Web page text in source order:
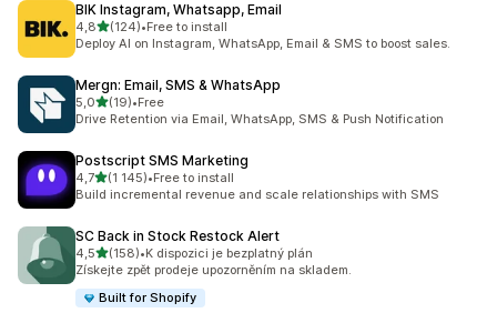
BIK Instagram, Whatsapp, Email
4,8z 5 hvězd
(124)
Celkový počet recenzí: 124
•Free to install
Deploy AI on Instagram, WhatsApp, Email & SMS to boost sales.
Mergn: Email, SMS & WhatsApp
5,0z 5 hvězd
(19)
Celkový počet recenzí: 19
•Free
Drive Retention via Email, WhatsApp, SMS & Push Notification
Postscript SMS Marketing
4,7z 5 hvězd
(1 145)
Celkový počet recenzí: 1145
•Free to install
Build incremental revenue and scale relationships with SMS
SC Back in Stock Restock Alert
4,5z 5 hvězd
(158)
Celkový počet recenzí: 158
•K dispozici je bezplatný plán
Získejte zpět prodeje upozorněním na skladem.
Built for Shopify